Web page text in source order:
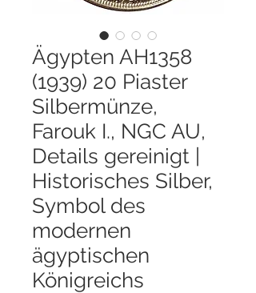
Ägypten AH1358
(1939) 20 Piaster
Silbermünze,
Farouk I., NGC AU,
Details gereinigt |
Historisches Silber,
Symbol des
modernen
ägyptischen
Königreichs